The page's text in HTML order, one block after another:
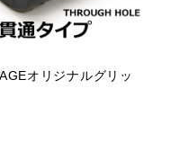
オリジナルグリッ